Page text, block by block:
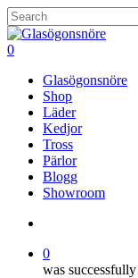
Skip
to
main
Close
Search
search
0
Glasögonsnöre
Shop
Läder
Kedjor
Tross
Pärlor
Blogg
Showroom
0
was